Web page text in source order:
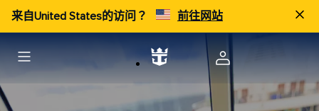
来自United States的访问？ 前往网站